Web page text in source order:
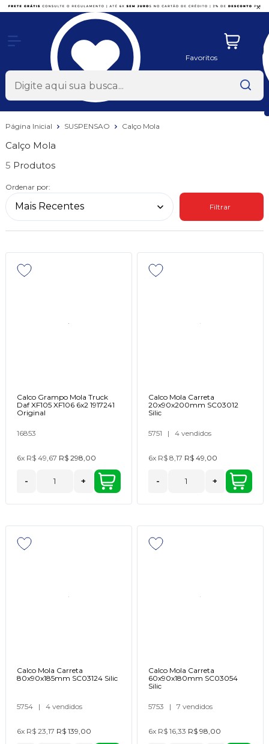
x
Favoritos
Página Inicial SUSPENSAO Calço Mola
Calço Mola
5
Ordenar por:
Filtrar
Calco Grampo Mola Truck
Daf XF105 XF106 6x2 1917241
Original
16853
6x R$ 49,67 R$ 298,00
- +
Calco Mola Carreta
20x90x200mm SC03012
Silic
5751 | 4 vendidos
6x R$ 8,17 R$ 49,00
- +
Calco Mola Carreta
80x90x185mm SC03124 Silic
5754 | 4 vendidos
6x R$ 23,17 R$ 139,00
Calco Mola Carreta
60x90x180mm SC03054
Silic
5753 | 7 vendidos
6x R$ 16,33 R$ 98,00